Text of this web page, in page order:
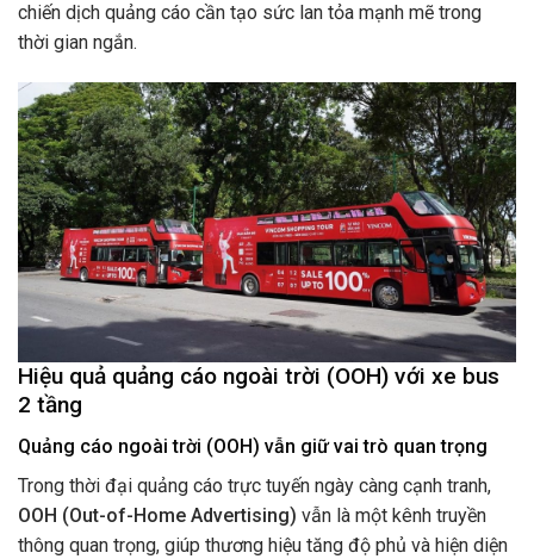
chiến dịch quảng cáo cần tạo sức lan tỏa mạnh mẽ trong
thời gian ngắn.
Hiệu quả quảng cáo ngoài trời (OOH) với xe bus
2 tầng
Quảng cáo ngoài trời (OOH) vẫn giữ vai trò quan trọng
Trong thời đại quảng cáo trực tuyến ngày càng cạnh tranh,
OOH (Out-of-Home Advertising) vẫn là một kênh truyền
thông quan trọng, giúp thương hiệu tăng độ phủ và hiện diện